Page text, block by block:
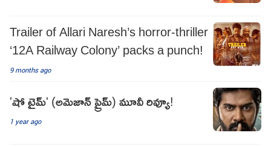
Trailer of Allari Naresh’s horror-thriller
‘12A Railway Colony’ packs a punch!
9 months ago
'షో టైమ్' (అమెజాన్ ప్రైమ్) మూవీ రివ్యూ!
1 year ago